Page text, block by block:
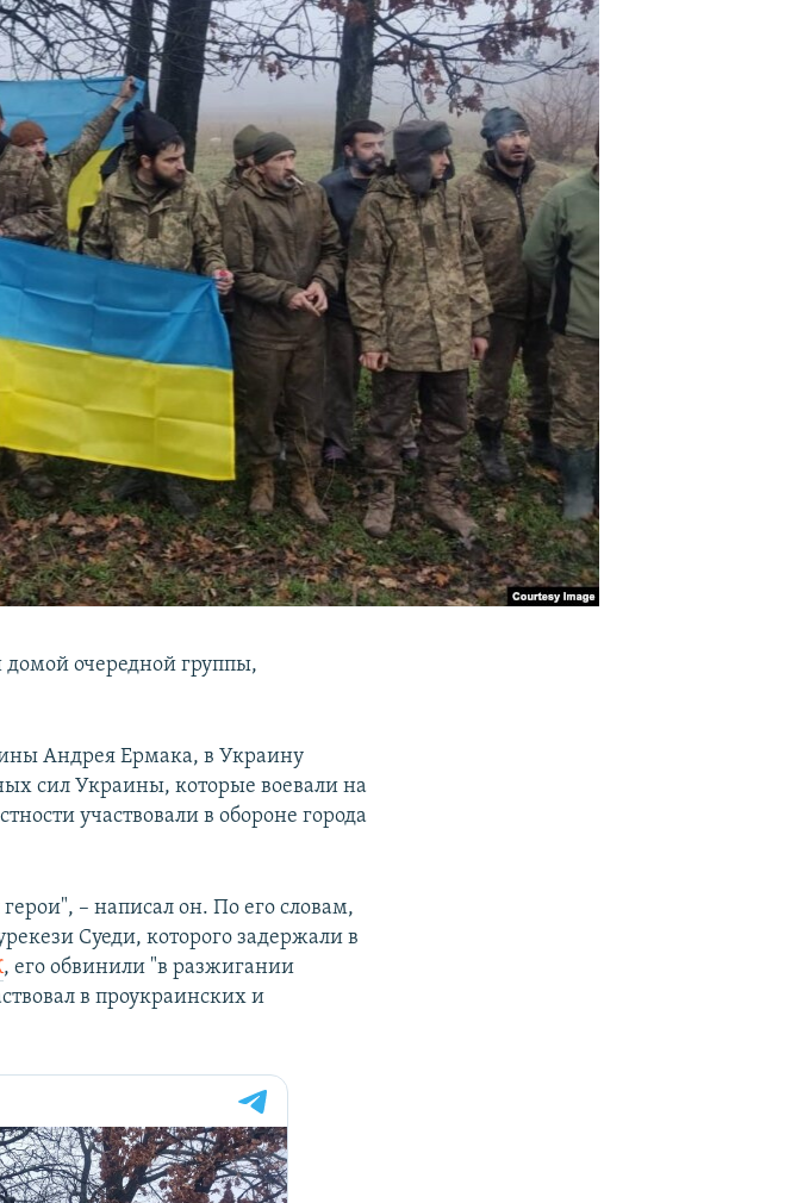
очередной группы,
Андрея Ермака, в Украину
сил Украины, которые воевали на
участвовали в обороне города
– написал он. По его словам,
Суеди, которого задержали в
, его обвинили "в разжигании
в проукраинских и